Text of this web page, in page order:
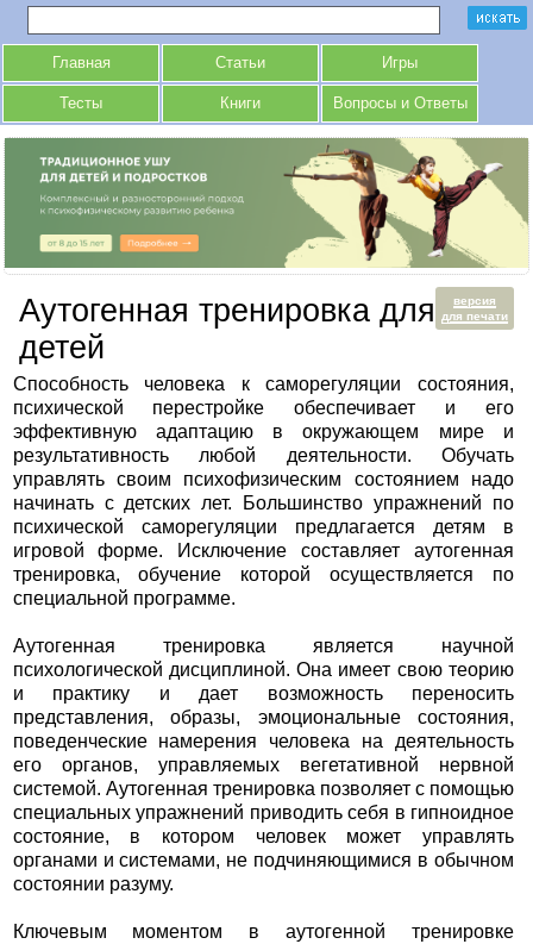
Главная Статьи Игры
Тесты Книги Вопросы и Ответы
версия
для печати
Аутогенная тренировка для
детей
Способность человека к саморегуляции состояния,
психической перестройке обеспечивает и его
эффективную адаптацию в окружающем мире и
результативность любой деятельности. Обучать
управлять своим психофизическим состоянием надо
начинать с детских лет. Большинство упражнений по
психической саморегуляции предлагается детям в
игровой форме. Исключение составляет аутогенная
тренировка, обучение которой осуществляется по
специальной программе.
Аутогенная тренировка является научной
психологической дисциплиной. Она имеет свою теорию
и практику и дает возможность переносить
представления, образы, эмоциональные состояния,
поведенческие намерения человека на деятельность
его органов, управляемых вегетативной нервной
системой. Аутогенная тренировка позволяет с помощью
специальных упражнений приводить себя в гипноидное
состояние, в котором человек может управлять
органами и системами, не подчиняющимися в обычном
состоянии разуму.
Ключевым моментом в аутогенной тренировке